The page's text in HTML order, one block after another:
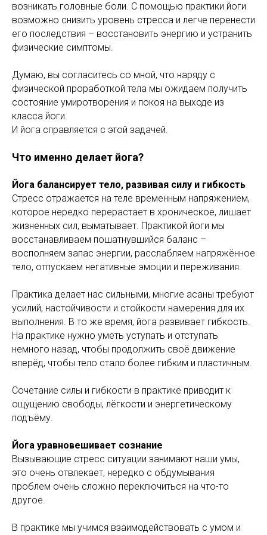
возникать головные боли. С помощью практики йоги
возможно снизить уровень стресса и легче перенести
его последствия – восстановить энергию и устранить
физические симптомы.
Думаю, вы согласитесь со мной, что наряду с
физической проработкой тела мы ожидаем получить
состояние умиротворения и покоя на выходе из
класса йоги.
И йога справляется с этой задачей.
Что именно делает йога?
Йога балансирует тело, развивая силу и гибкость
Стресс отражается на теле временным напряжением,
которое нередко перерастает в хроническое, лишает
жизненных сил, выматывает. Практикой йоги мы
восстанавливаем пошатнувшийся баланс –
восполняем запас энергии, расслабляем напряжённое
тело, отпускаем негативные эмоции и переживания.
Практика делает нас сильными, многие асаны требуют
усилий, настойчивости и стойкости намерения для их
выполнения. В то же время, йога развивает гибкость.
На практике нужно уметь уступать и отступать
немного назад, чтобы продолжить своё движение
вперёд, чтобы тело стало более гибким и пластичным.
Сочетание силы и гибкости в практике приводит к
ощущению свободы, лёгкости и энергетическому
подъёму.
Йога уравновешивает сознание
Вызывающие стресс ситуации занимают наши умы,
это очень отвлекает, нередко с обдумывания
проблем очень сложно переключиться на что-то
другое.
В практике мы учимся взаимодействовать с умом и